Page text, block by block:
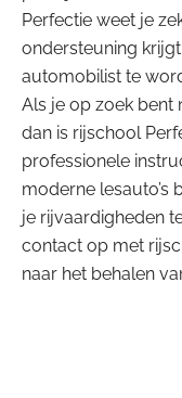
Perfectie weet je
ondersteuning
automobilist te
Als je op zoek bent
dan is rijschool
professionele
moderne lesauto’s
je rijvaardigheden
contact op met
naar het behalen